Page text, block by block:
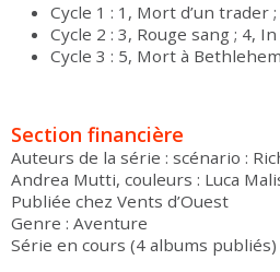
Cycle 1 : 1, Mort d’un
Cycle 2 : 3, Rouge sang ; 4,
Cycle 3 : 5, Mort à
Section financière
Auteurs de la série : scénario :
Andrea Mutti, couleurs : Luca
Publiée chez Vents d’Ouest
Genre : Aventure
Série en cours (4 albums publiés)